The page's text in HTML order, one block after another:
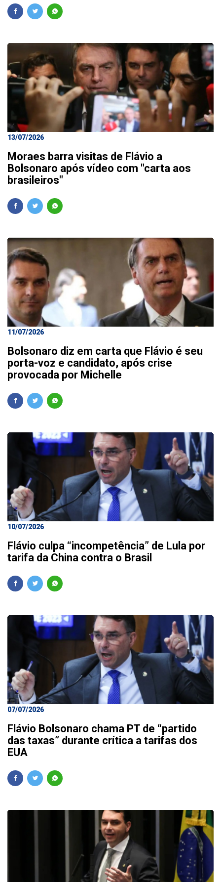
13/07/2026
Moraes barra visitas de Flávio a
Bolsonaro após vídeo com "carta aos
brasileiros"
11/07/2026
Bolsonaro diz em carta que Flávio é seu
porta-voz e candidato, após crise
provocada por Michelle
10/07/2026
Flávio culpa “incompetência” de Lula por
tarifa da China contra o Brasil
07/07/2026
Flávio Bolsonaro chama PT de “partido
das taxas” durante crítica a tarifas dos
EUA